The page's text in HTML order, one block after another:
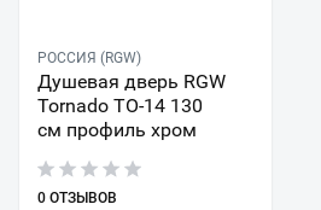
РОССИЯ (RGW)
Душевая дверь RGW
Tornado TO-14 130
см профиль хром
0 ОТЗЫВОВ